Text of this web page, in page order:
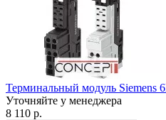
Терминальный модуль Siemens
Уточняйте у менеджера
8 110 р.